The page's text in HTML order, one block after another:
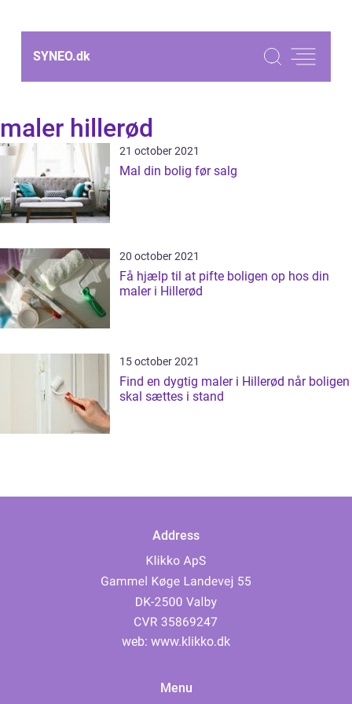
SYNEO.dk
maler hillerød
21 october 2021
Mal din bolig før salg
20 october 2021
Få hjælp til at pifte boligen op hos din
maler i Hillerød
15 october 2021
Find en dygtig maler i Hillerød når boligen
skal sættes i stand
Address
web: www.klikko.dk
Menu